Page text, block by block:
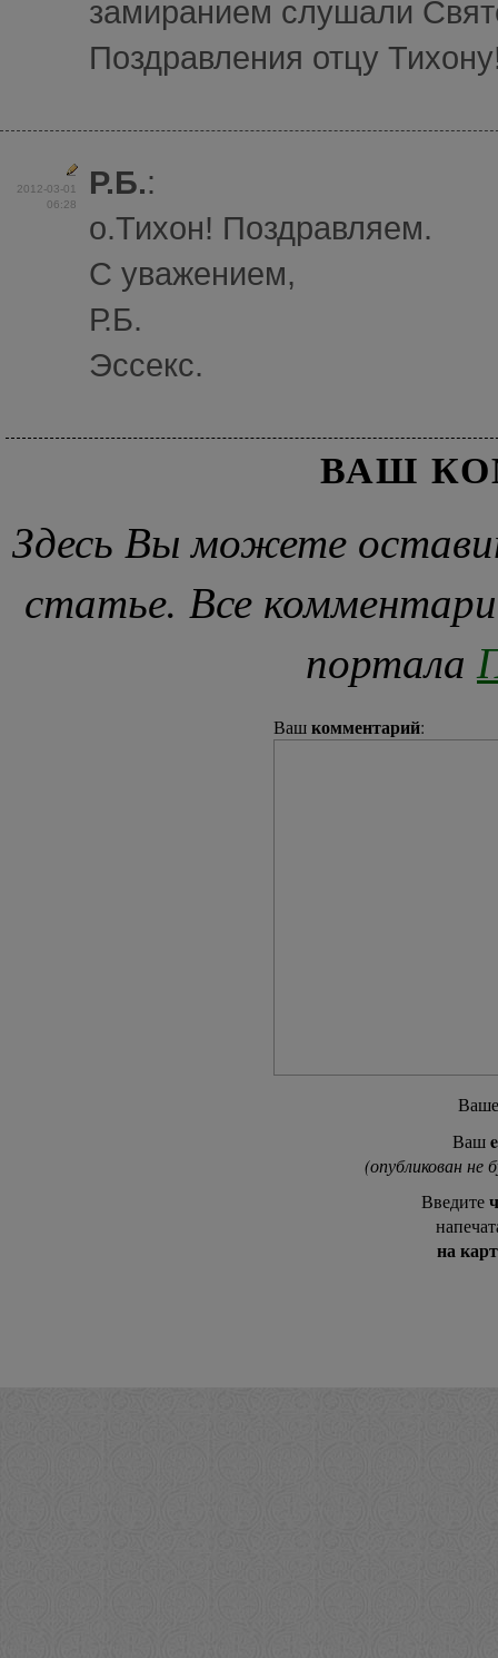
замиранием слушали
Поздравления отцу
2012-03-01
06:28
Р.Б.:
o.Тихон! Поздравляем.
С уважением,
Р.Б.
Эссекс.
ВАШ
Здесь Вы можете
статье. Все
портала
Вашкомментарий:
Ваш
(опубликован не
Введите
на